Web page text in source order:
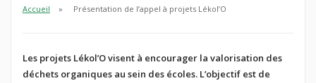
Accueil Présentation de l’appel à projets Lékol’O
Les projets Lékol’O visent à encourager la valorisation des
déchets organiques au sein des écoles. L’objectif est de